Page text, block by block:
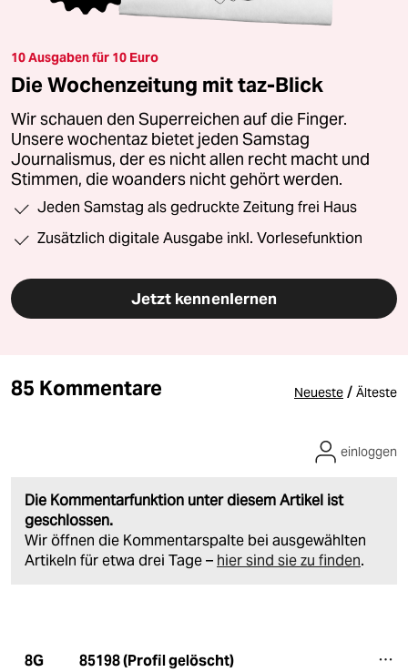
10 Ausgaben für 10 Euro
Die Wochenzeitung mit taz-Blick
Wir schauen den Superreichen auf die Finger.
Unsere wochentaz bietet jeden Samstag
Journalismus, der es nicht allen recht macht und
Stimmen, die woanders nicht gehört werden.
Jeden Samstag als gedruckte Zeitung frei Haus
Zusätzlich digitale Ausgabe inkl. Vorlesefunktion
Jetzt kennenlernen
85 Kommentare Neueste / Älteste
Die Kommentarfunktion unter diesem Artikel ist
geschlossen.
Wir öffnen die Kommentarspalte bei ausgewählten
Artikeln für etwa drei Tage – hier sind sie zu finden.
einloggen
8G 85198 (Profil gelöscht)